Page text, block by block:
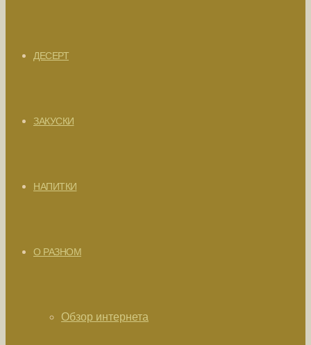
ДЕСЕРТ
ЗАКУСКИ
НАПИТКИ
О РАЗНОМ
Обзор интернета